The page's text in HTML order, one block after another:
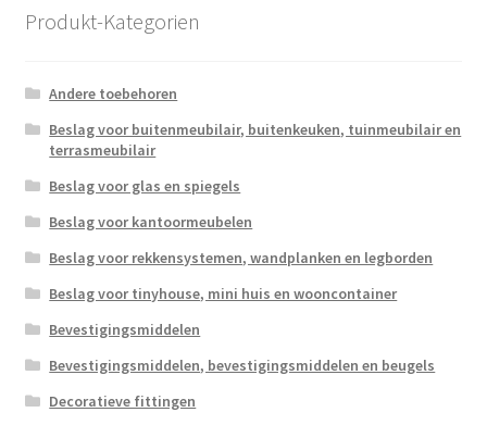
Produkt-Kategorien
Andere toebehoren
Beslag voor buitenmeubilair, buitenkeuken, tuinmeubilair en
terrasmeubilair
Beslag voor glas en spiegels
Beslag voor kantoormeubelen
Beslag voor rekkensystemen, wandplanken en legborden
Beslag voor tinyhouse, mini huis en wooncontainer
Bevestigingsmiddelen
Bevestigingsmiddelen, bevestigingsmiddelen en beugels
Decoratieve fittingen